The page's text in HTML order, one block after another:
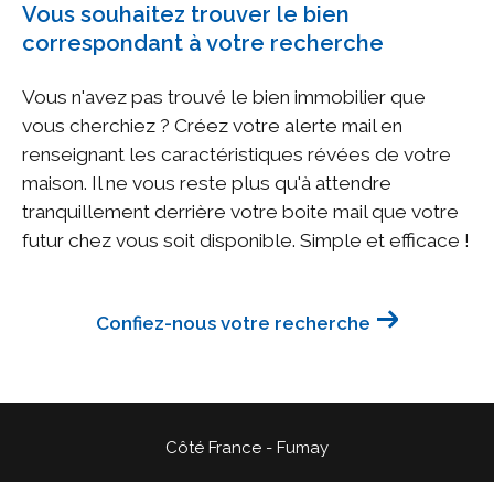
Vous souhaitez trouver le bien
correspondant à votre recherche
Vous n'avez pas trouvé le bien immobilier que
vous cherchiez ? Créez votre alerte mail en
renseignant les caractéristiques révées de votre
maison. Il ne vous reste plus qu'à attendre
tranquillement derrière votre boite mail que votre
futur chez vous soit disponible. Simple et efficace !
Confiez-nous votre recherche
Côté France - Fumay